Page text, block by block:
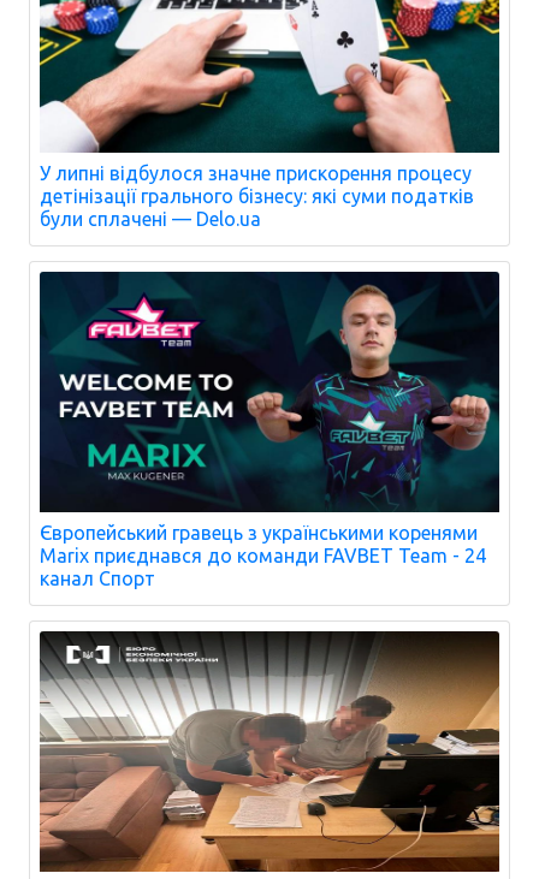
У липні відбулося значне прискорення процесу
детінізації грального бізнесу: які суми податків
були сплачені — Delo.ua
Європейський гравець з українськими коренями
Marix приєднався до команди FAVBET Team - 24
канал Спорт